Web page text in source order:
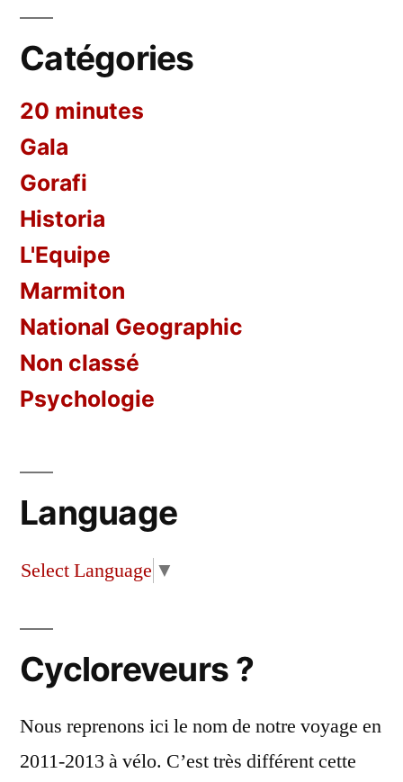
Catégories
20 minutes
Gala
Gorafi
Historia
L'Equipe
Marmiton
National Geographic
Non classé
Psychologie
Language
Select Language ▼
Cycloreveurs ?
Nous reprenons ici le nom de notre voyage en
2011-2013 à vélo. C’est très différent cette